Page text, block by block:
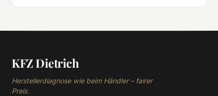
KFZ Dietrich
Herstellerdiagnose wie beim Händler – fairer
Preis.